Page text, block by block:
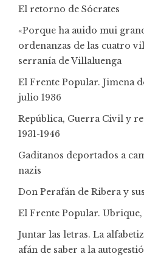
El retorno de Sócrates
«Porque ha auido mui
ordenanzas de las cuatro
serranía de Villaluenga
El Frente Popular. Jimena
julio 1936
República, Guerra Civil y
1931-1946
Gaditanos deportados a
nazis
Don Perafán de Ribera y
El Frente Popular.
Juntar las letras. La
afán de saber a la